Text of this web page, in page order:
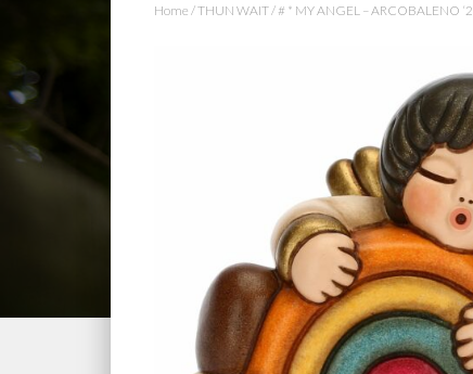
Home /THUN WAIT/ # * MY ANGEL – ARCOBALENO ‘2